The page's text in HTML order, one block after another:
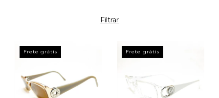
Filtrar
Frete grátis Frete grátis